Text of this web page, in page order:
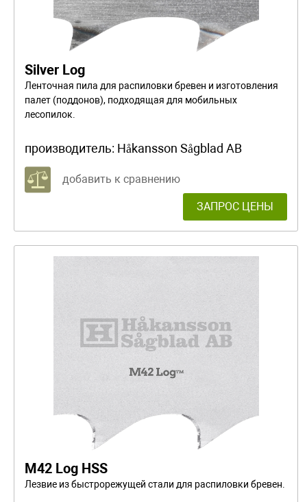
Silver Log
Ленточная пила для распиловки бревен и изготовления
палет (поддонов), подходящая для мобильных
лесопилок.
производитель: Håkansson Sågblad AB
добавить к сравнению
ЗАПРОС ЦЕНЫ
M42 Log HSS
Лезвие из быстрорежущей стали для распиловки бревен.